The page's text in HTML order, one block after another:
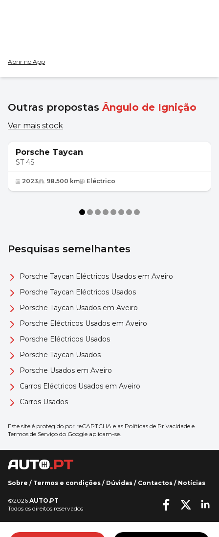
Abrir no App
Outras propostas Ângulo de Ignição
Ver mais stock
69 900 €
Porsche Taycan
ST 4S
2023 98.500 km Eléctrico
Pesquisas semelhantes
Porsche Taycan Eléctricos Usados em Aveiro
Porsche Taycan Eléctricos Usados
Porsche Taycan Usados em Aveiro
Porsche Eléctricos Usados em Aveiro
Porsche Eléctricos Usados
Porsche Taycan Usados
Porsche Usados em Aveiro
Carros Eléctricos Usados em Aveiro
Carros Usados
Este site é protegido por reCAPTCHA e as Políticas de Privacidade e
Termos de Serviço do Google aplicam-se.
Sobre / Termos e condições / Dúvidas / Contactos / Notícias
©2026 AUTO.PT
Todos os direitos reservados